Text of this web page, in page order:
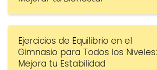
Ejercicios de Equilibrio en el
Gimnasio para Todos los Niveles:
Mejora tu Estabilidad